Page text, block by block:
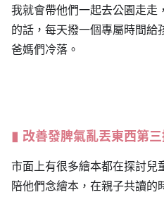
我就會帶他們一起去公園走走
的話，每天撥一個專屬時間給
爸媽們冷落。
改善發脾氣亂丟東西第
市面上有很多繪本都在探討兒
陪他們念繪本，在親子共讀的